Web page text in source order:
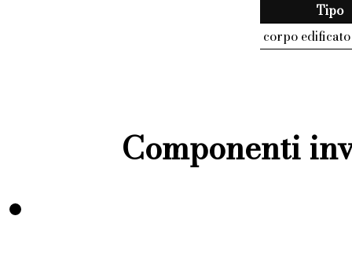
Tipo
corpo edificato
Componenti